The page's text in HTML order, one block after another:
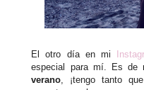
El otro día en mi
especial para mí. Es de
verano, ¡tengo tanto